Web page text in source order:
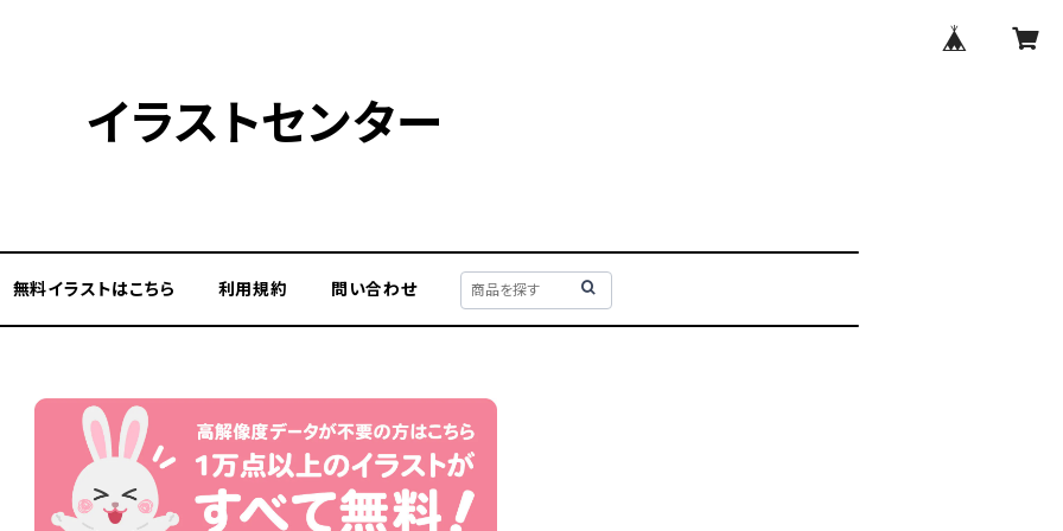
イラストセンター
無料イラストはこちら 利用規約 問い合わせ